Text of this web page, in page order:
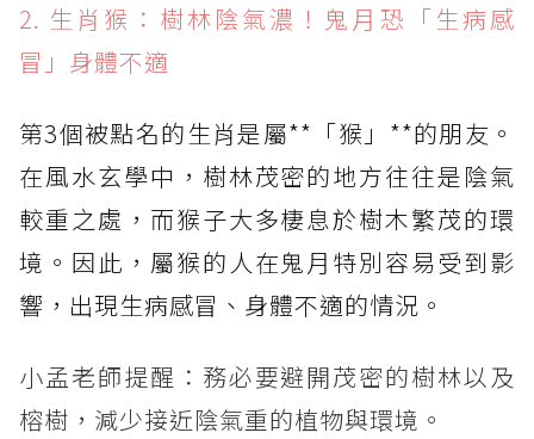
2. 生肖猴：樹林陰氣濃！鬼月恐「生病感
冒」身體不適
第3個被點名的生肖是屬**「猴」**的朋友。
在風水玄學中，樹林茂密的地方往往是陰氣
較重之處，而猴子大多棲息於樹木繁茂的環
境。因此，屬猴的人在鬼月特別容易受到影
響，出現生病感冒、身體不適的情況。
小孟老師提醒：務必要避開茂密的樹林以及
榕樹，減少接近陰氣重的植物與環境。